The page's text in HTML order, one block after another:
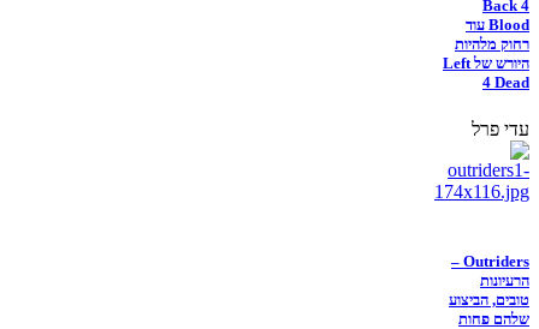
Back 4
Blood עוד
רחוק מלהיות
היורש של Left
4 Dead
עדי פרל
Outriders –
הרעיונות
טובים, הביצוע
שלהם פחות